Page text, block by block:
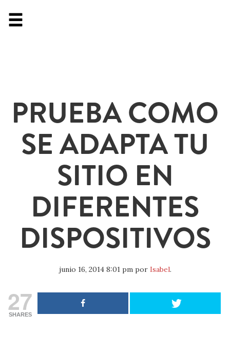
PRUEBA COMO
SE ADAPTA TU
SITIO EN
DIFERENTES
DISPOSITIVOS
junio 16, 2014 8:01 pmpor Isabel.
27
SHARES